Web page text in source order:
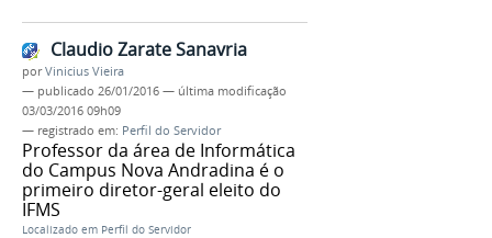
Claudio Zarate Sanavria
porVinicius Vieira
— publicado 26/01/2016 — última modificação
03/03/2016 09h09
— registrado em: Perfil do Servidor
Professor da área de Informática
do Campus Nova Andradina é o
primeiro diretor-geral eleito do
IFMS
Localizado em Perfil do Servidor